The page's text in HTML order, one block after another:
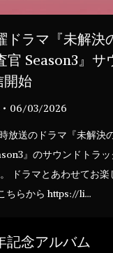
ドラマ『未解決
Season3』サ
開始
06/03/2026
放送のドラマ『未解決
』のサウンドトラッ
ドラマとあわせてお楽
ちらから https://li…
記念アルバム